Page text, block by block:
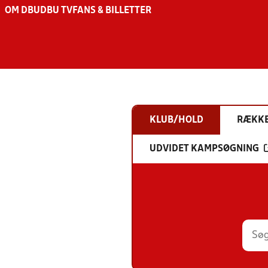
OM DBU DBU TV FANS & BILLETTER
KLUB/HOLD
UDVIDET KAMPSØGNING